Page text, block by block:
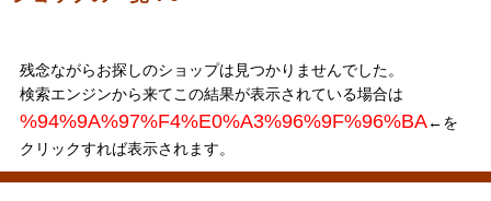
残念ながらお探しのショップは見つかりませんでした。
検索エンジンから来てこの結果が表示されている場合は
%94%9A%97%F4%E0%A3%96%9F%96%BA←を
クリックすれば表示されます。